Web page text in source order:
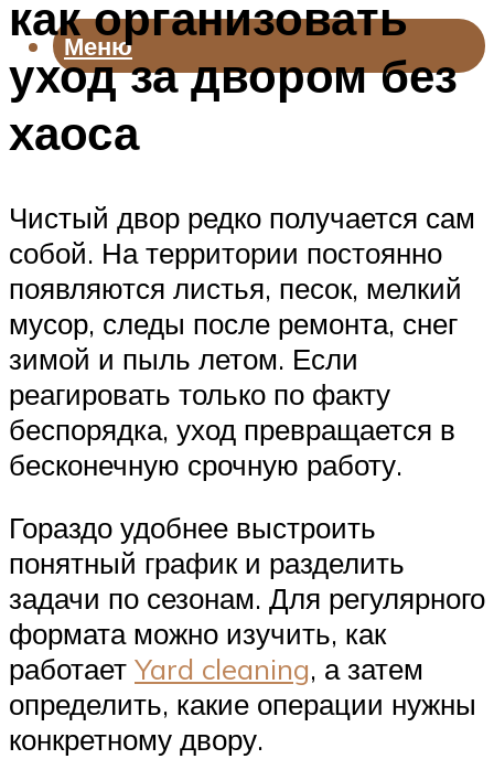
Меню
как организовать
уход за двором без
хаоса
Чистый двор редко получается сам
собой. На территории постоянно
появляются листья, песок, мелкий
мусор, следы после ремонта, снег
зимой и пыль летом. Если
реагировать только по факту
беспорядка, уход превращается в
бесконечную срочную работу.
Гораздо удобнее выстроить
понятный график и разделить
задачи по сезонам. Для регулярного
формата можно изучить, как
работает Yard cleaning, а затем
определить, какие операции нужны
конкретному двору.